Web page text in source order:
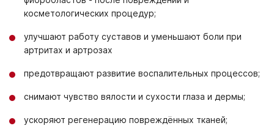
косметологических процедур;
улучшают работу суставов и уменьшают боли при
артритах и артрозах
предотвращают развитие воспалительных процессов;
снимают чувство вялости и сухости глаза и дермы;
ускоряют регенерацию повреждённых тканей;